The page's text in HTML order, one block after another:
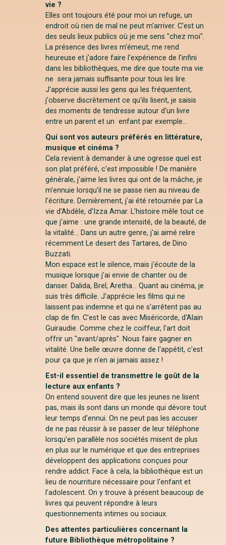
vie ?
Elles ont toujours été pour moi un refuge, un
endroit où rien de mal ne peut m'arriver. C'est un
des seuls lieux publics où je me sens "chez moi".
La présence des livres m'émeut, me rend
heureuse et j'adore faire l'expérience de l'infini
dans les bibliothèques, me dire que toute ma vie
ne sera jamais suffisante pour tous les lire.
J'apprécie aussi les gens qui les fréquentent,
j'observe discrètement ce qu'ils lisent, je saisis
des moments de tendresse autour d'un livre
entre un parent et un enfant par exemple...
Qui sont vos auteurs préférés en littérature,
musique et cinéma ?
Cela revient à demander à une ogresse quel est
son plat préféré, c'est impossible ! De manière
générale, j'aime les livres qui ont de la mâche, je
m'ennuie lorsqu'il ne se passe rien au niveau de
l'écriture. Dernièrement, j'ai été retournée par La
vie d'Abdèle, d'Izza Amar. L'histoire mêle tout ce
que j'aime : une grande intensité, de la beauté, de
la vitalité... Dans un autre genre, j'ai aimé relire
récemment Le desert des Tartares, de Dino
Buzzati.
Mon espace est le silence, mais j'écoute de la
musique lorsque j'ai envie de chanter ou de
danser. Dalida, Brel, Aretha... Quant au cinéma, je
suis très difficile. J'apprécie les films qui ne
laissent pas indemne et qui ne s'arrêtent pas au
clap de fin. C'est le cas avec Miséricorde, d'Alain
Guiraudie. Comme chez le coiffeur, l'art doit
offrir un "avant/après". Nous faire gagner en
vitalité. Une belle œuvre donne de l'appétit, c'est
pour ça que je n'en ai jamais assez !
Est-il essentiel de transmettre le goût de la
lecture aux enfants ?
On entend souvent dire que les jeunes ne lisent
pas, mais ils sont dans un monde qui dévore tout
leur temps d'ennui. On ne peut pas les accuser
de ne pas réussir à se passer de leur téléphone
lorsqu'en parallèle nos sociétés misent de plus
en plus sur le numérique et que des entreprises
développent des applications conçues pour
rendre addict. Face à cela, la bibliothèque est un
lieu de nourriture nécessaire pour l'enfant et
l'adolescent. On y trouve à présent beaucoup de
livres qui peuvent répondre à leurs
questionnements intimes ou sociaux.
Des attentes particulières concernant la
future Bibliothèque métropolitaine ?